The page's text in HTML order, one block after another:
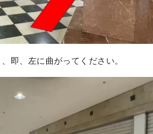
即、左に曲がってください。